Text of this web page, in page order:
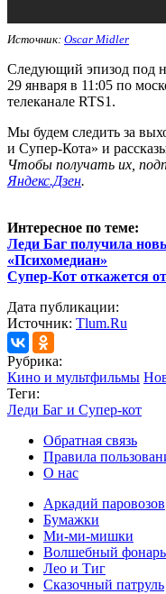
Источник: Oscar Midler
Следующий эпизод под
29 января в 11:05 по
телеканале RTS1.
Мы будем следить за
и Супер-Кота» и
Чтобы получать их,
Яндекс.Дзен.
Интересное по теме:
Леди Баг получила
«Психомедиан»
Супер-Кот откажется
Дата публикации:
Источник: Tlum.Ru
Рубрика:
Кино и мультфильмы
Теги:
Леди Баг и Супер-кот
Обратная связь
Правила
О нас
Аркадий паровозов
Бумажки
Ми-ми-мишки
Волшебный фонарь
Лео и Тиг
Сказочный патруль